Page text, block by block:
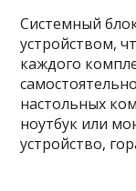
Системный
устройством,
каждого
настольных
ноутбук или
устройство,